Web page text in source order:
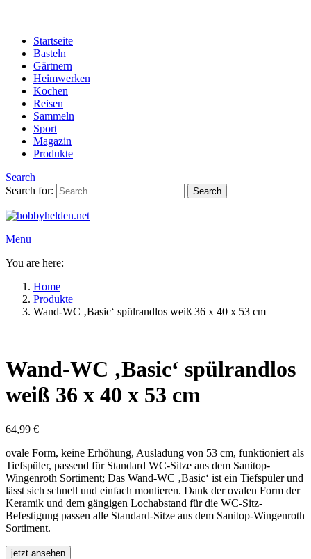
Startseite
Basteln
Gärtnern
Heimwerken
Kochen
Reisen
Sammeln
Sport
Magazin
Produkte
Search
Search for:
Search
Menu
You are here:
Home
Produkte
Wand-WC ‚Basic‘ spülrandlos weiß 36 x 40 x 53 cm
Wand-WC ‚Basic‘ spülrandlos
weiß 36 x 40 x 53 cm
64,99 €
ovale Form, keine Erhöhung, Ausladung von 53 cm, funktioniert als
Tiefspüler, passend für Standard WC-Sitze aus dem Sanitop-
Wingenroth Sortiment; Das Wand-WC ‚Basic‘ ist ein Tiefspüler und
lässt sich schnell und einfach montieren. Dank der ovalen Form der
Keramik und dem gängigen Lochabstand für die WC-Sitz-
Befestigung passen alle Standard-Sitze aus dem Sanitop-Wingenroth
Sortiment.
jetzt ansehen